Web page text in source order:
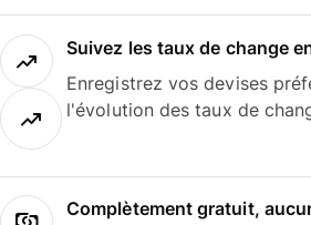
Suivez les taux de change
Enregistrez vos devises
l'évolution des taux de
Complètement gratuit,